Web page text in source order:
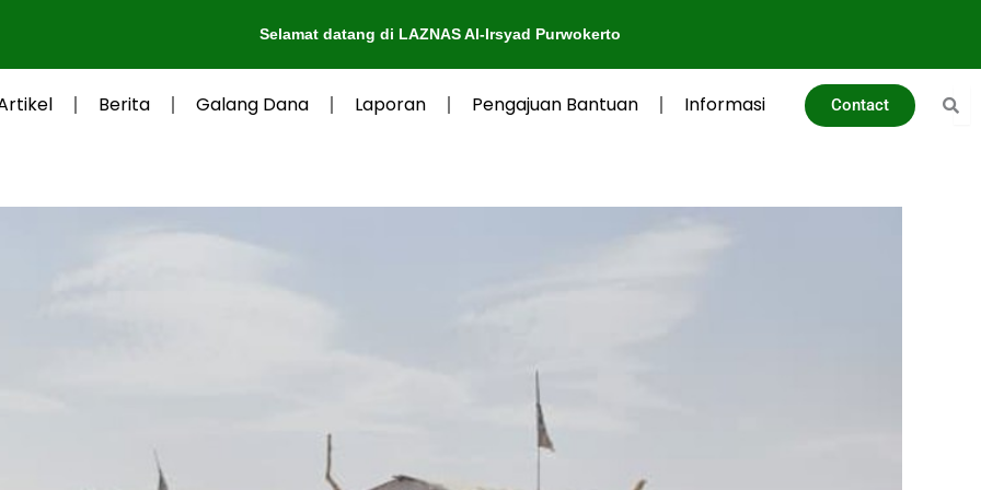
Selamat datang di LAZNAS Al-Irsyad Purwokerto
Berita Galang Dana Laporan Pengajuan Bantuan Informasi Contact